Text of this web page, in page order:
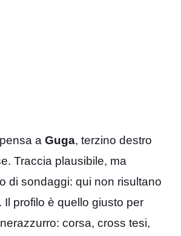
a Guga, terzino destro
Traccia plausibile, ma
di sondaggi: qui non risultano
Il profilo è quello giusto per
corsa, cross tesi,